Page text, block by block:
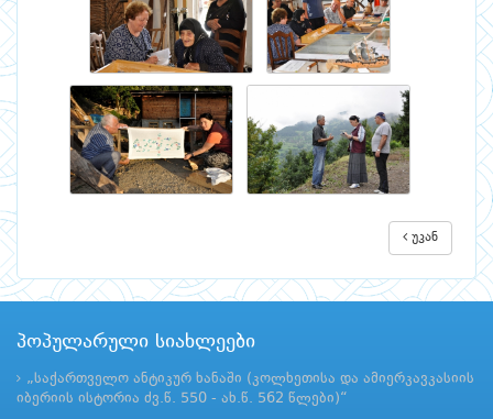
უკან
პოპულარული სიახლეები
„საქართველო ანტიკურ ხანაში (კოლხეთისა და ამიერკავკასიის
იბერიის ისტორია ძვ.წ. 550 - ახ.წ. 562 წლები)“